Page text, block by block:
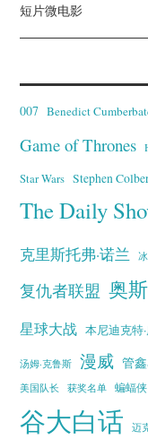
短片微电影
007 Benedict
Game of Thrones
Star Wars Stephen
The Daily
克里斯托弗·诺兰
复仇者联盟 奥
星球大战 本尼迪克特
汤姆·克鲁斯 漫威 管
美国队长
获奖名单 蝙蝠侠
谷大白话 迈